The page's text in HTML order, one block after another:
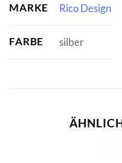
MARKE Rico Design
FARBE silber